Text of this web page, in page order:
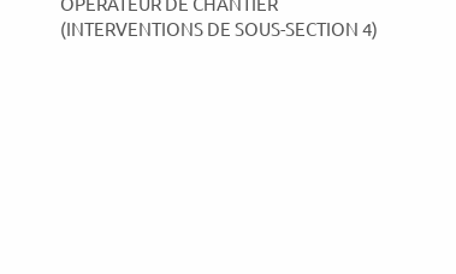
(INTERVENTIONS DE SOUS-SECTION 4)